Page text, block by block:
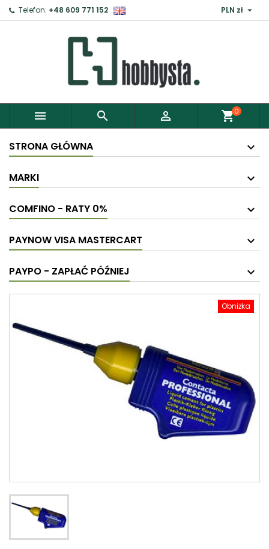
Telefon: +48 609 771 152 PLN zł 
   shopping_cart0
STRONA GŁÓWNA
MARKI
COMFINO - RATY 0%
PAYNOW VISA MASTERCART
PAYPO - ZAPŁAĆ PÓŹNIEJ
Obniżka